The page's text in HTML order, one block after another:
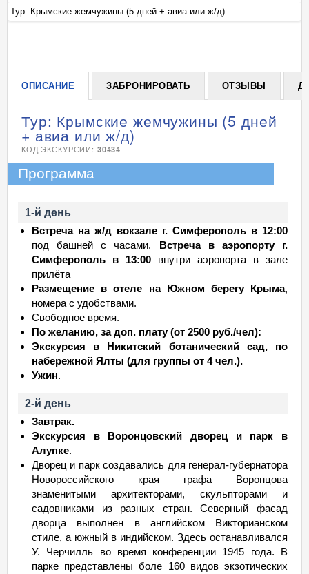
Тур: Крымские жемчужины (5 дней + авиа или ж/д)
ОПИСАНИЕ ЗАБРОНИРОВАТЬ ОТЗЫВЫ
Тур: Крымские жемчужины (5 дней
+ авиа или ж/д)
КОД ЭКСКУРСИИ: 30434
Программа
1-й день
Встреча на ж/д вокзале г. Симферополь в 12:00
под башней с часами. Встреча в аэропорту г.
Симферополь в 13:00 внутри аэропорта в зале
прилёта
Размещение в отеле на Южном берегу Крыма,
номера с удобствами.
Свободное время.
По желанию, за доп. плату (от 2500 руб./чел):
Экскурсия в Никитский ботанический сад, по
набережной Ялты (для группы от 4 чел.).
Ужин.
2-й день
Завтрак.
Экскурсия в Воронцовский дворец и парк в
Алупке.
Дворец и парк создавались для генерал-губернатора
Новороссийского края графа Воронцова
знаменитыми архитекторами, скульпторами и
садовниками из разных стран. Северный фасад
дворца выполнен в английском Викторианском
стиле, а южный в индийском. Здесь останавливался
У. Черчилль во время конференции 1945 года. В
парке представлены боле 160 видов экзотических